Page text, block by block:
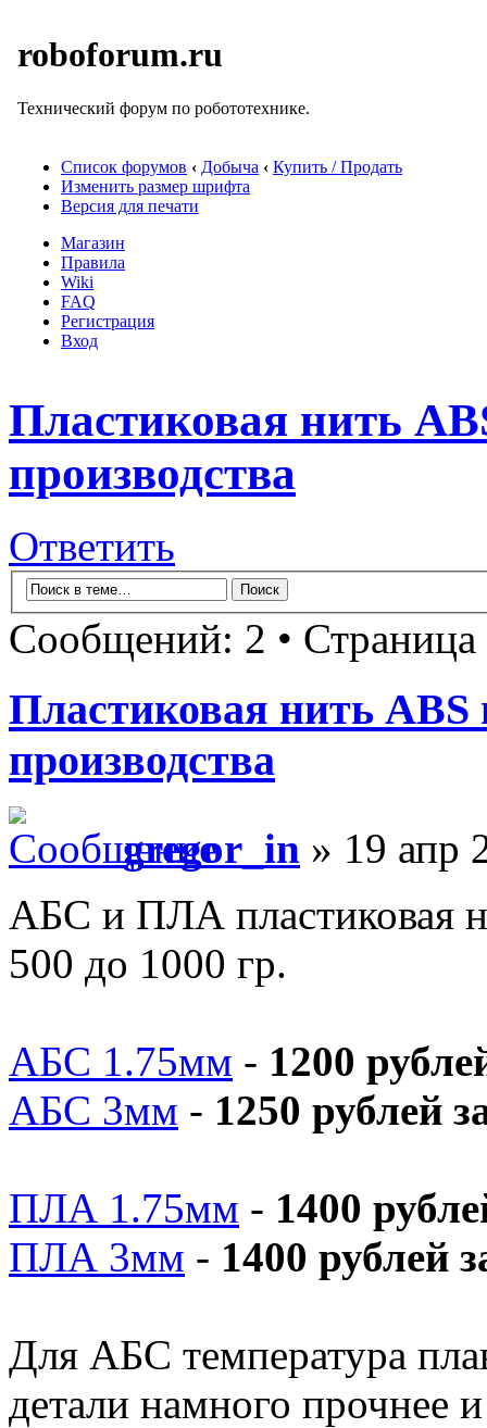
roboforum.ru
Технический форум по робототехнике.
Список форумов ‹ Добыча ‹ Купить / Продать
Изменить размер шрифта
Версия для печати
Магазин
Правила
Wiki
FAQ
Регистрация
Вход
Пластиковая нить
производства
Ответить
Сообщений: 2 • Страница
Пластиковая нить ABS
производства
gregor_in » 19 апр
АБС и ПЛА пластиковая
500 до 1000 гр.
АБС 1.75мм - 1200
АБС 3мм - 1250 рублей
ПЛА 1.75мм - 1400
ПЛА 3мм - 1400 рублей
Для АБС температура
детали намного прочнее